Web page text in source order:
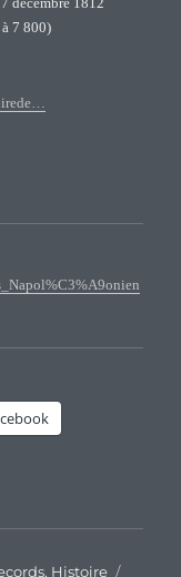
7 800)
, Histoire